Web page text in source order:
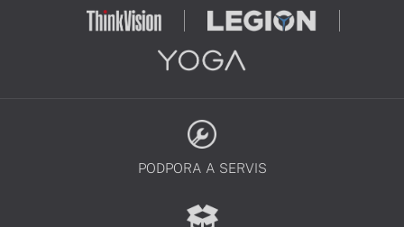
PODPORA A SERVIS